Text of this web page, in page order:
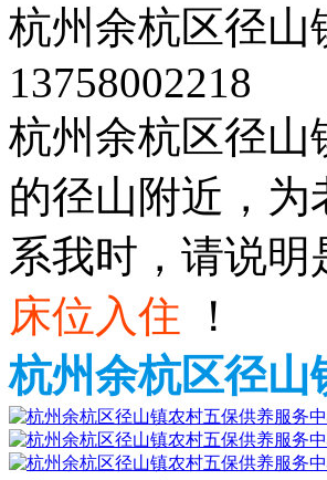
杭州余杭区径山
13758002218
杭州余杭区径山
的径山附近，
系我时，请说明
床位入住 ！
杭州余杭区径山